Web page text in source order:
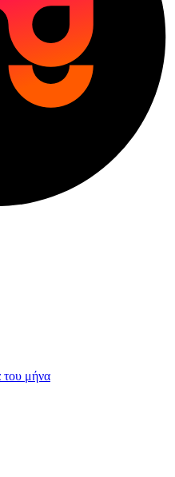
του μήνα